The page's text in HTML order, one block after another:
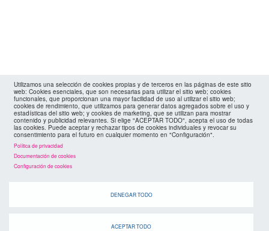
agenda
Utilizamos una selección de cookies propias y de terceros en las páginas de este sitio
web: Cookies esenciales, que son necesarias para utilizar el sitio web; cookies
funcionales, que proporcionan una mayor facilidad de uso al utilizar el sitio web;
cookies de rendimiento, que utilizamos para generar datos agregados sobre el uso y
estadísticas del sitio web; y cookies de marketing, que se utilizan para mostrar
contenido y publicidad relevantes. Si elige "ACEPTAR TODO", acepta el uso de todas
las cookies. Puede aceptar y rechazar tipos de cookies individuales y revocar su
consentimiento para el futuro en cualquier momento en "Configuración".
Política de privacidad
Documentación de cookies
Configuración de cookies
DENEGAR TODO
ACEPTAR TODO